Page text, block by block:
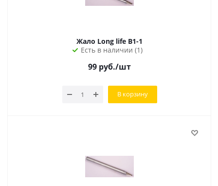
Жало Long life B1-1
Есть в наличии (1)
99 руб./шт
В корзину